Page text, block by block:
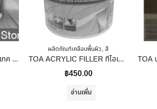
RTB น้ำยาปกป้องพื้นผิว ซิลิเทค มัลติซีล รองพื้นปูนเก่า(ใส) 1 แกลลอน(3.785ลิตร)
ผลิตภัณฑ์เคลือบพื้นผิว, สี
TOA ACRYLIC FILLER ทีโอเอ อะคริลิก ฟิลเลอร์ สีโป๊วผนังอะคริลิก วอลพุตตี้ 1/4 แกลลอน
฿450.00
อ่านเพิ่ม